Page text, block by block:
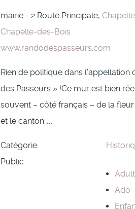
mairie - 2 Route Principale,
Chapelle-des-Bois
www.randodespasseurs.com
Rien de politique dans l’appellation
des Passeurs » !Ce mur est bien
souvent – côté français – de la
et le canton ...
Catégorie
Public
Ado